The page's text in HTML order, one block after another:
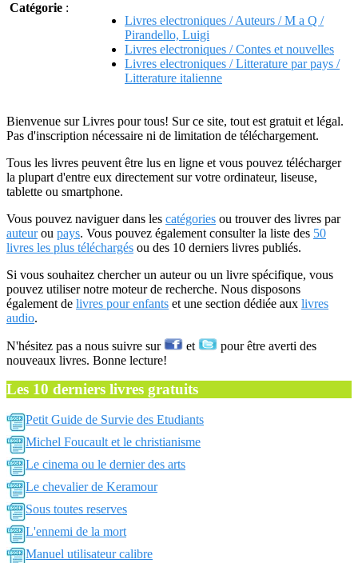
Catégorie :
Livres electroniques / Auteurs / M a Q /
Pirandello, Luigi
Livres electroniques / Contes et nouvelles
Livres electroniques / Litterature par pays /
Litterature italienne
Bienvenue sur Livres pour tous! Sur ce site, tout est gratuit et légal.
Pas d'inscription nécessaire ni de limitation de téléchargement.
Tous les livres peuvent être lus en ligne et vous pouvez télécharger
la plupart d'entre eux directement sur votre ordinateur, liseuse,
tablette ou smartphone.
Vous pouvez naviguer dans les catégories ou trouver des livres par
auteurou pays. Vous pouvez également consulter la liste des 50
livres les plus téléchargés ou des 10 derniers livres publiés.
Si vous souhaitez chercher un auteur ou un livre spécifique, vous
pouvez utiliser notre moteur de recherche. Nous disposons
également de livres pour enfants et une section dédiée aux livres
audio.
N'hésitez pas a nous suivre sur et
pour être averti des
nouveaux livres. Bonne lecture!
Les 10 derniers livres gratuits
Petit Guide de Survie des Etudiants
Michel Foucault et le christianisme
Le cinema ou le dernier des arts
Le chevalier de Keramour
Sous toutes reserves
L'ennemi de la mort
Manuel utilisateur calibre